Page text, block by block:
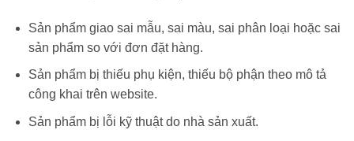
Sản phẩm giao sai mẫu, sai màu, sai phân loại hoặc sai
sản phẩm so với đơn đặt hàng.
Sản phẩm bị thiếu phụ kiện, thiếu bộ phận theo mô tả
công khai trên website.
Sản phẩm bị lỗi kỹ thuật do nhà sản xuất.